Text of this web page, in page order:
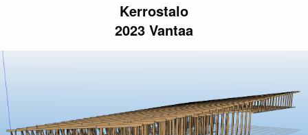
Kerrostalo
2023 Vantaa